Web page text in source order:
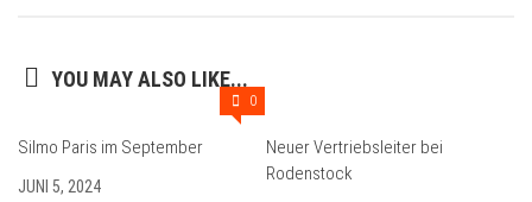
YOU MAY ALSO LIKE...
0
Silmo Paris im September
JUNI 5, 2024
Neuer Vertriebsleiter bei
Rodenstock